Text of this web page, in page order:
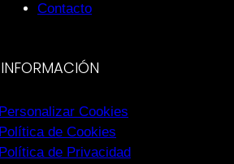
Contacto
INFORMACIÓN
Personalizar Cookies
Política de Cookies
Política de Privacidad